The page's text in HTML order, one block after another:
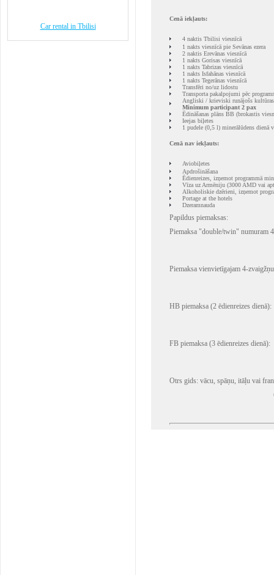
Car rental in Tbilisi
Cenā iekļauts:
4 naktis Tbilisi viesnīcā
1 nakts viesnīcā pie Sevānas ezera
2 naktis Erevānas viesnīcā
1 nakts Gorisas viesnīcā
1 nakts Tabrizas viesnīcā
1 nakts Isfahānas viesnīcā
1 nakts Tegerānas viesnīcā
Transfēri no/uz lidostu
Transporta pakalpojumi pēc
Angliski / krieviski runājošs
Minimum participant 2 pax
Ēdināšanas plāns BB (brokastis
Ieejas biļetes
1 pudele (0,5 l) minerālūdens dienā
Cenā nav iekļauts:
Aviobiļetes
Apdrošināšana
Ēdienreizes, izņemot programmā
Vīza uz Armēniju (3000 AMD vai
Alkoholiskie dzērieni, izņemot
Portage at the hotels
Dzeramnauda
Papildus piemaksas:
Piemaksa "double/twin" numuram
Piemaksa vienvietīgajam 4-
HB piemaksa (2 ēdienreizes dienā):
FB piemaksa (3 ēdienreizes dienā):
Otrs gids: vācu, spāņu, itāļu vai